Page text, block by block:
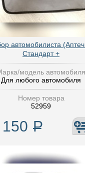
автомобилиста
Стандарт +
модель автомобиля
Для любого автомобиля
Номер товара
52959
Р